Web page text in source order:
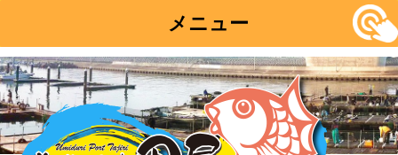
メニュー
コ
ン
テ
ン
ツ